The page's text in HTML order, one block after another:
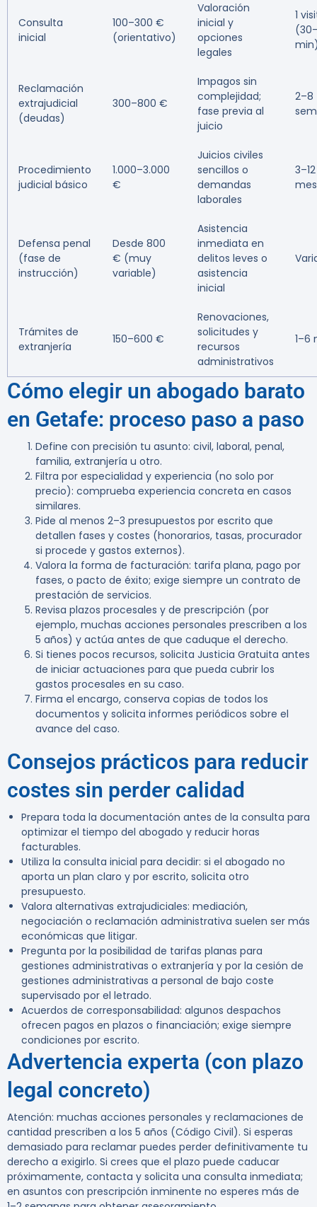
Consulta
inicial
100–300 €
(orientativo)
Valoración
inicial y
opciones
legales
1
Reclamación
extrajudicial
(deudas)
300–800 €
Impagos sin
complejidad;
fase previa al
juicio
2–8
Procedimiento
judicial básico
1.000–3.000
€
Juicios civiles
sencillos o
demandas
laborales
3–12
Defensa penal
(fase de
instrucción)
Desde 800
€ (muy
variable)
Asistencia
inmediata en
delitos leves o
asistencia
inicial
Trámites de
extranjería
150–600 €
Renovaciones,
solicitudes y
recursos
administrativos
1–6
Cómo elegir un abogado barato
en Getafe: proceso paso a paso
Define con precisión tu asunto: civil, laboral, penal,
familia, extranjería u otro.
Filtra por especialidad y experiencia (no solo por
precio): comprueba experiencia concreta en casos
similares.
Pide al menos 2–3 presupuestos por escrito que
detallen fases y costes (honorarios, tasas, procurador
si procede y gastos externos).
Valora la forma de facturación: tarifa plana, pago por
fases, o pacto de éxito; exige siempre un contrato de
prestación de servicios.
Revisa plazos procesales y de prescripción (por
ejemplo, muchas acciones personales prescriben a los
5 años) y actúa antes de que caduque el derecho.
Si tienes pocos recursos, solicita Justicia Gratuita antes
de iniciar actuaciones para que pueda cubrir los
gastos procesales en su caso.
Firma el encargo, conserva copias de todos los
documentos y solicita informes periódicos sobre el
avance del caso.
Consejos prácticos para reducir
costes sin perder calidad
Prepara toda la documentación antes de la consulta para
optimizar el tiempo del abogado y reducir horas
facturables.
Utiliza la consulta inicial para decidir: si el abogado no
aporta un plan claro y por escrito, solicita otro
presupuesto.
Valora alternativas extrajudiciales: mediación,
negociación o reclamación administrativa suelen ser más
económicas que litigar.
Pregunta por la posibilidad de tarifas planas para
gestiones administrativas o extranjería y por la cesión de
gestiones administrativas a personal de bajo coste
supervisado por el letrado.
Acuerdos de corresponsabilidad: algunos despachos
ofrecen pagos en plazos o financiación; exige siempre
condiciones por escrito.
Advertencia experta (con plazo
legal concreto)
Atención: muchas acciones personales y reclamaciones de
cantidad prescriben a los 5 años (Código Civil). Si esperas
demasiado para reclamar puedes perder definitivamente tu
derecho a exigirlo. Si crees que el plazo puede caducar
próximamente, contacta y solicita una consulta inmediata;
en asuntos con prescripción inminente no esperes más de